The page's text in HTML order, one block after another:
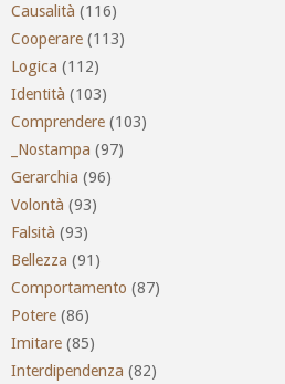
Causalità (116)
Cooperare (113)
Logica (112)
Identità (103)
Comprendere (103)
_Nostampa (97)
Gerarchia (96)
Volontà (93)
Falsità (93)
Bellezza (91)
Comportamento (87)
Potere (86)
Imitare (85)
Interdipendenza (82)